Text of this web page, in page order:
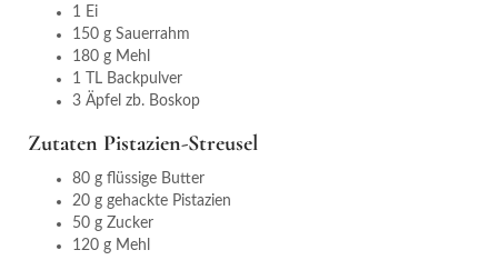
1 Ei
150 g Sauerrahm
180 g Mehl
1 TL Backpulver
3 Äpfel zb. Boskop
Zutaten Pistazien-Streusel
80 g flüssige Butter
20 g gehackte Pistazien
50 g Zucker
120 g Mehl